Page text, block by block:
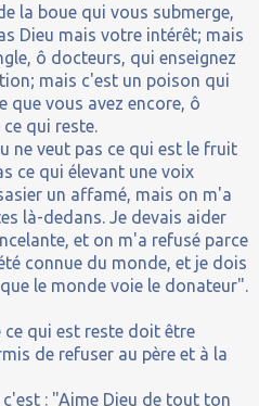
la boue qui vous submerge,
Dieu mais votre intérêt; mais
ô docteurs, qui enseignez
mais c'est un poison qui
que vous avez encore, ô
qui reste.
ne veut pas ce qui est le fruit
ce qui élevant une voix
un affamé, mais on m'a
là-dedans. Je devais aider
et on m'a refusé parce
connue du monde, et je dois
le monde voie le donateur".
ce qui est reste doit être
de refuser au père et à la
: "Aime Dieu de tout ton